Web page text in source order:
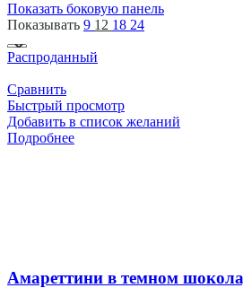
Показать боковую панель
Показывать 9 12 18 24
Распроданный
Сравнить
Быстрый просмотр
Добавить в список желаний
Подробнее
Амареттини в темном